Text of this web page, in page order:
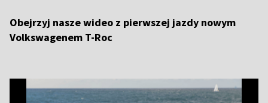
Obejrzyj nasze wideo z pierwszej jazdy nowym
Volkswagenem T-Roc